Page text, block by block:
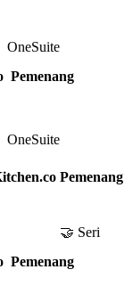
OneSuite
Pemenang
OneSuite
Pemenang
🤝 Seri
Pemenang